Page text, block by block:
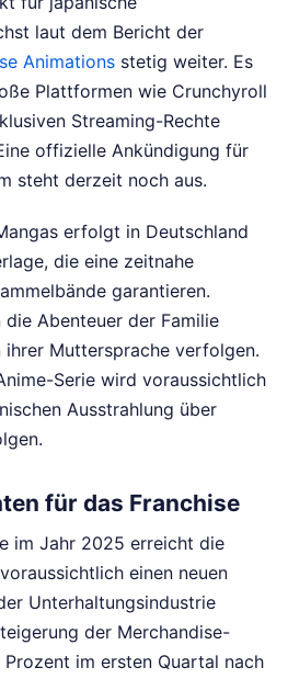
laut dem Bericht der
Animations stetig weiter. Es
Plattformen wie Crunchyroll
Streaming-Rechte
offizielle Ankündigung für
steht derzeit noch aus.
erfolgt in Deutschland
die eine zeitnahe
garantieren.
die Abenteuer der Familie
Muttersprache verfolgen.
Serie wird voraussichtlich
Ausstrahlung über
für das Franchise
im Jahr 2025 erreicht die
einen neuen
Unterhaltungsindustrie
der Merchandise-
im ersten Quartal nach